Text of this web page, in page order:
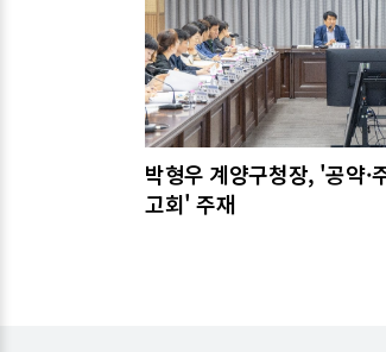
박형우 계양구청장, '공약·
고회' 주재